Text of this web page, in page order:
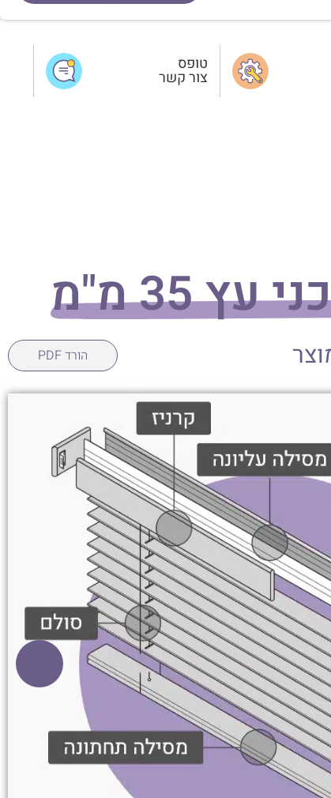
טופס
צור קשר
35 מ"מ
הורד PDF